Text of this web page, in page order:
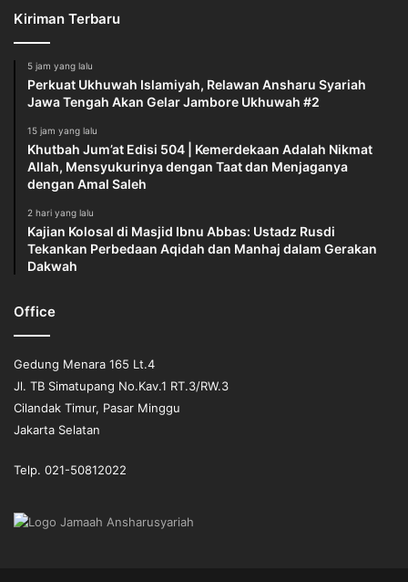
Kiriman Terbaru
5 jam yang lalu
Perkuat Ukhuwah Islamiyah, Relawan Ansharu Syariah
Jawa Tengah Akan Gelar Jambore Ukhuwah #2
15 jam yang lalu
Khutbah Jum’at Edisi 504 | Kemerdekaan Adalah Nikmat
Allah, Mensyukurinya dengan Taat dan Menjaganya
dengan Amal Saleh
2 hari yang lalu
Kajian Kolosal di Masjid Ibnu Abbas: Ustadz Rusdi
Tekankan Perbedaan Aqidah dan Manhaj dalam Gerakan
Dakwah
Office
Gedung Menara 165 Lt.4
Jl. TB Simatupang No.Kav.1 RT.3/RW.3
Cilandak Timur, Pasar Minggu
Jakarta Selatan
Telp. 021-50812022